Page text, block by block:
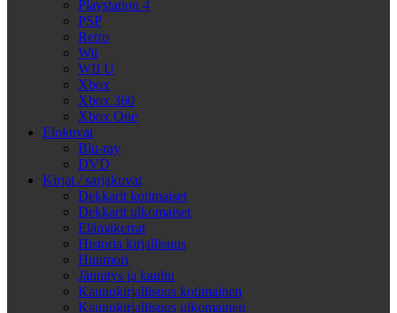
Playstation 4
PSP
Retro
Wii
WII U
Xbox
Xbox 360
Xbox One
Elokuvat
Blu-ray
DVD
Kirjat / sarjakuvat
Dekkarit kotimaiset
Dekkarit ulkomaiset
Elämäkerrat
Historia kirjallisuus
Huumori
Jännitys ja kauhu
Kaunokirjallisuus kotimainen
Kaunokirjallisuus ulkomainen